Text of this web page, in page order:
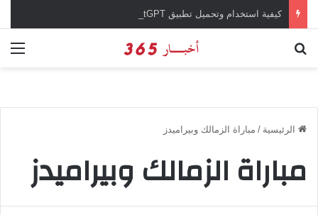
الرئيسية / مباراة الزمالك وبيراميدز
مباراة الزمالك وبيراميدز